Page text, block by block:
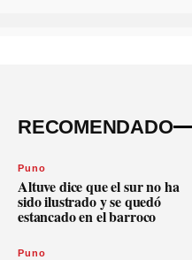
RECOMENDADO
Puno
Altuve dice que el sur no ha
sido ilustrado y se quedó
estancado en el barroco
Puno